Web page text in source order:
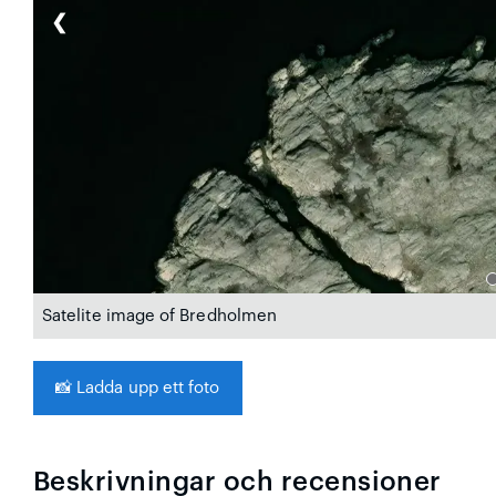
❮
Satelite image of Bredholmen
📸 Ladda upp ett foto
Beskrivningar och recensioner